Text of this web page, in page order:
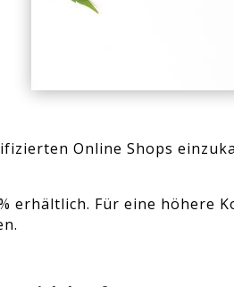
Online Shops
erhältlich. Für eine höhere